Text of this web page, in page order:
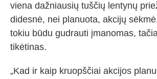
viena dažniausių tuščių lentynų
didesnė, nei planuota, akcijų
tokiu būdu gudrauti įmanomas,
tikėtinas.
„Kad ir kaip kruopščiai akcijos